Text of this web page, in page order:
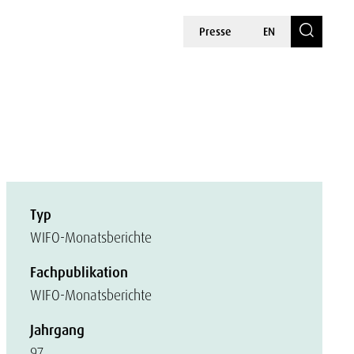
Presse EN
Typ
WIFO-Monatsberichte
Fachpublikation
WIFO-Monatsberichte
Jahrgang